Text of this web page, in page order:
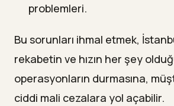
problemleri.
Bu sorunları ihmal etmek,
rekabetin ve hızın her şey
operasyonların durmasına,
ciddi mali cezalara yol açabilir.